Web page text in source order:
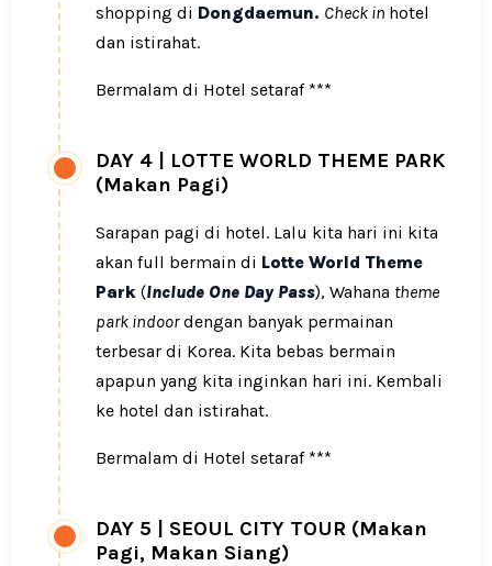
shopping di Dongdaemun. Check in hotel
dan istirahat.
Bermalam di Hotel setaraf ***
DAY 4
LOTTE WORLD THEME PARK
(Makan Pagi)
Sarapan pagi di hotel. Lalu kita hari ini kita
akan full bermain di Lotte World Theme
Park (Include One Day Pass), Wahana theme
park indoordengan banyak permainan
terbesar di Korea. Kita bebas bermain
apapun yang kita inginkan hari ini. Kembali
ke hotel dan istirahat.
Bermalam di Hotel setaraf ***
DAY 5 | SEOUL CITY TOUR (Makan
Pagi, Makan Siang)